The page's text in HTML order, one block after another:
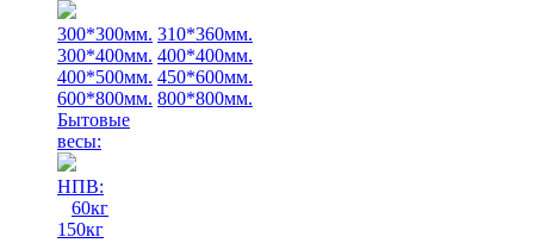
300*300мм. 310*360мм.
300*400мм. 400*400мм.
400*500мм. 450*600мм.
600*800мм. 800*800мм.
Бытовые
весы:
НПВ:
60кг
150кг